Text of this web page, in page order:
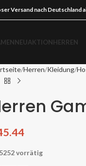
Versand nach Deutschland
NEUAKTIONHERREN
Herren Kleidung
5252 vorrätig